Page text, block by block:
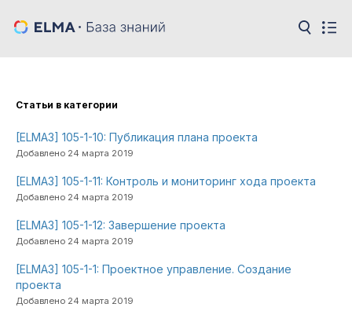
Cтатьи в категории
[ELMA3] 105-1-10: Публикация плана проекта
Добавлено 24 марта 2019
[ELMA3] 105-1-11: Контроль и мониторинг хода проекта
Добавлено 24 марта 2019
[ELMA3] 105-1-12: Завершение проекта
Добавлено 24 марта 2019
[ELMA3] 105-1-1: Проектное управление. Создание
проекта
Добавлено 24 марта 2019